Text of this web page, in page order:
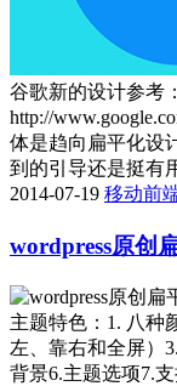
谷歌新的设计参考
http://
体是趋向扁平化设
到的引导还是挺有
2014-07-19 移动前
wordpress原创
主题特色：1. 八种
左、靠右和全屏）
背景6.主题选项7.